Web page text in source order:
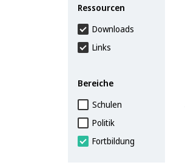
Ressourcen
Downloads
Links
Bereiche
Schulen
Politik
Fortbildung